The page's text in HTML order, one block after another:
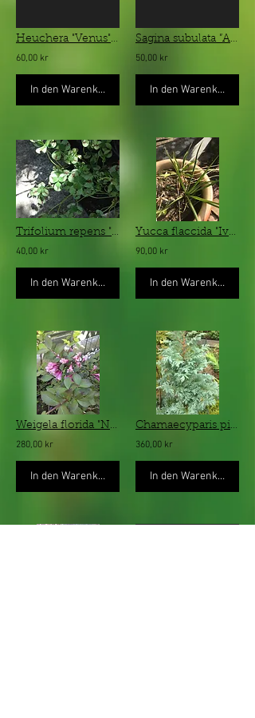
Heuchera "Venus" - silverfärgad alunrot
60,00 kr
In den Warenkorb
Sagina subulata ”Aurea” - gulbladig trampnarv
50,00 kr
In den Warenkorb
Trifolium repens "Dragon´s Blood" - brokbladig vitklöver
40,00 kr
In den Warenkorb
Yucca flaccida "Ivory" - smalbladig palmlilja
90,00 kr
In den Warenkorb
Weigela florida "Nana Purpurea" - rödbladig dvärgprakttry
280,00 kr
In den Warenkorb
Chamaecyparis pisifera "Boulevard" - silvergrå låg ärtcypress
360,00 kr
In den Warenkorb